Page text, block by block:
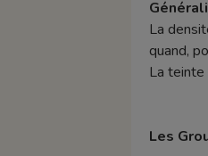
La
quand,
La teinte
Les